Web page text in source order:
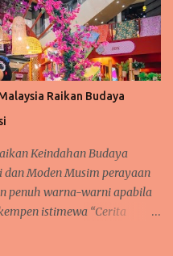
dalam dunia seni. Sering
yang lunak merdu. Soma
"Iftar Media Gathering"
tanda penghargaan
istimewa ini bukan sahaja
hubungan silaturahim, tetapi
Raikan Budaya
Keindahan Budaya
Moden Musim perayaan
penuh warna-warni apabila
istimewa “Cerita